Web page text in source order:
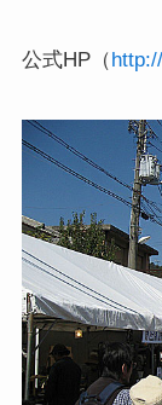
公式HP（